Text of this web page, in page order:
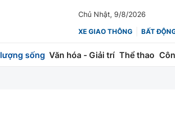
Chủ Nhật, 9/8/2026
XE GIAO THÔNG BẤT
sống Văn hóa - Giải trí Thể thao